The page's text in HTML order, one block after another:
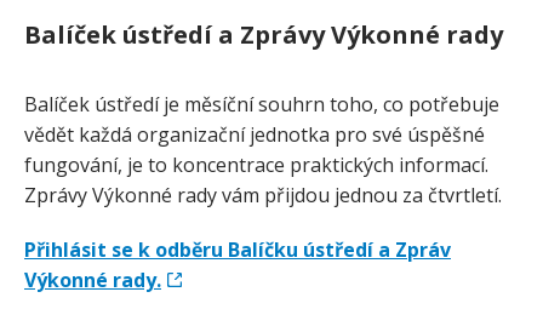
Balíček ústředí a Zprávy Výkonné rady
Balíček ústředí je měsíční souhrn toho, co potřebuje
vědět každá organizační jednotka pro své úspěšné
fungování, je to koncentrace praktických informací.
Zprávy Výkonné rady vám přijdou jednou za čtvrtletí.
Přihlásit se k odběru Balíčku ústředí a Zpráv
Výkonné rady.